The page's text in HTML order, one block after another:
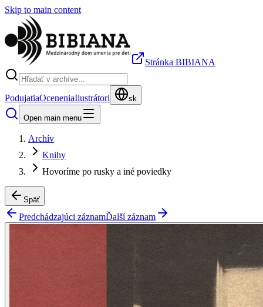
Skip to main content
Stránka BIBIANA
PodujatiaOceneniaIlustrátori sk
Open main menu
Archív
Knihy
Hovoríme po rusky a iné poviedky
Späť
Predchádzajúci záznamĎalší záznam